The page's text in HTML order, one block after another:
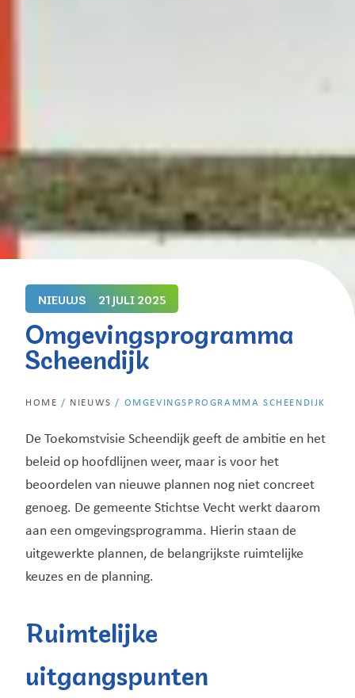
NIEUWS 21 JULI 2025
Omgevingsprogramma
Scheendijk
HOME / NIEUWS / OMGEVINGSPROGRAMMA SCHEENDIJK
De Toekomstvisie Scheendijk geeft de ambitie en het
beleid op hoofdlijnen weer, maar is voor het
beoordelen van nieuwe plannen nog niet concreet
genoeg. De gemeente Stichtse Vecht werkt daarom
aan een omgevingsprogramma. Hierin staan de
uitgewerkte plannen, de belangrijkste ruimtelijke
keuzes en de planning.
Ruimtelijke
uitgangspunten